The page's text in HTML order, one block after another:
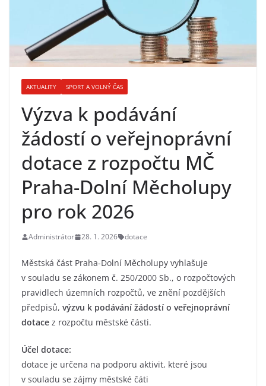
AKTUALITY SPORT A VOLNÝ ČAS
Výzva k podávání
žádostí o veřejnoprávní
dotace z rozpočtu MČ
Praha-Dolní Měcholupy
pro rok 2026
Administrátor 28. 1. 2026 dotace
Městská část Praha-Dolní Měcholupy vyhlašuje
v souladu se zákonem č. 250/2000 Sb., o rozpočtových
pravidlech územních rozpočtů, ve znění pozdějších
předpisů, výzvu k podávání žádostí o veřejnoprávní
dotace z rozpočtu městské části.
Účel dotace:
dotace je určena na podporu aktivit, které jsou
v souladu se zájmy městské čáti